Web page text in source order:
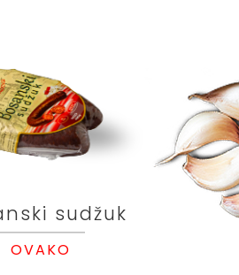
sudžuk
OVAKO